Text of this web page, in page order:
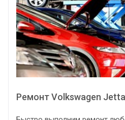
Ремонт Volkswagen Jetta